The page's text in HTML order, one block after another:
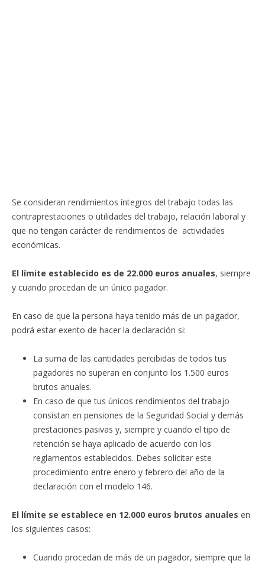
Se consideran rendimientos íntegros del trabajo todas las
contraprestaciones o utilidades del trabajo, relación laboral y
que no tengan carácter de rendimientos de actividades
económicas.
El límite establecido es de 22.000 euros anuales, siempre
y cuando procedan de un único pagador.
En caso de que la persona haya tenido más de un pagador,
podrá estar exento de hacer la declaración si:
La suma de las cantidades percibidas de todos tus
pagadores no superan en conjunto los 1.500 euros
brutos anuales.
En caso de que tus únicos rendimientos del trabajo
consistan en pensiones de la Seguridad Social y demás
prestaciones pasivas y, siempre y cuando el tipo de
retención se haya aplicado de acuerdo con los
reglamentos establecidos. Debes solicitar este
procedimiento entre enero y febrero del año de la
declaración con el modelo 146.
El límite se establece en 12.000 euros brutos anuales en
los siguientes casos:
Cuando procedan de más de un pagador, siempre que la